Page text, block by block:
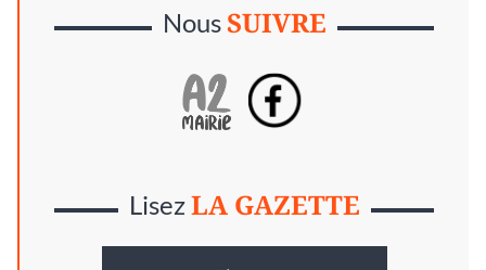
NousSUIVRE
LisezLA GAZETTE